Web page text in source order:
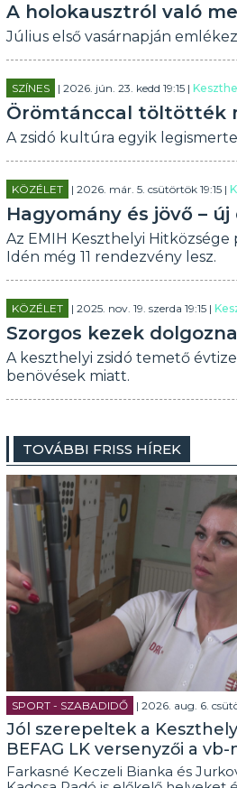
A holokausztról való
Július első vasárnapján
SZÍNES | 2026. jún. 23. kedd 19:15 |
Örömtánccal töltötték
A zsidó kultúra egyik
KÖZÉLET | 2026. már. 5. csütörtök 19:15 |
Hagyomány és jövő –
Az EMIH Keszthelyi
Idén még 11 rendezvény lesz.
KÖZÉLET | 2025. nov. 19. szerda 19:15 |
Szorgos kezek
A keszthelyi zsidó temető
benövések miatt.
TOVÁBBI FRISS HÍREK
SPORT - SZABADIDŐ | 2026. aug. 6.
Jól szerepeltek a
BEFAG LK versenyzői a vb-
Farkasné Keczeli Bianka és